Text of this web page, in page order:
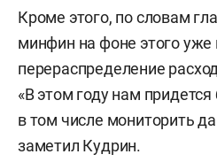
Кроме этого, по словам
минфин на фоне этого уже
перераспределение
«В этом году нам
в том числе мониторить
заметил Кудрин.